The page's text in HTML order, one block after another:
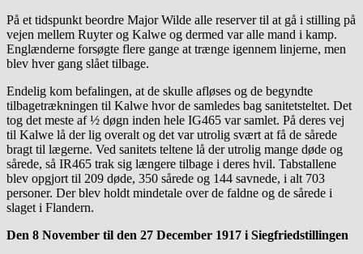
På et tidspunkt beordre Major Wilde alle reserver til at gå i stilling på
vejen mellem Ruyter og Kalwe og dermed var alle mand i kamp.
Englænderne forsøgte flere gange at trænge igennem linjerne, men
blev hver gang slået tilbage.
Endelig kom befalingen, at de skulle afløses og de begyndte
tilbagetrækningen til Kalwe hvor de samledes bag sanitetsteltet. Det
tog det meste af ½ døgn inden hele IG465 var samlet. På deres vej
til Kalwe lå der lig overalt og det var utrolig svært at få de sårede
bragt til lægerne. Ved sanitets teltene lå der utrolig mange døde og
sårede, så IR465 trak sig længere tilbage i deres hvil. Tabstallene
blev opgjort til 209 døde, 350 sårede og 144 savnede, i alt 703
personer. Der blev holdt mindetale over de faldne og de sårede i
slaget i Flandern.
Den 8 November til den 27 December 1917 i Siegfriedstillingen